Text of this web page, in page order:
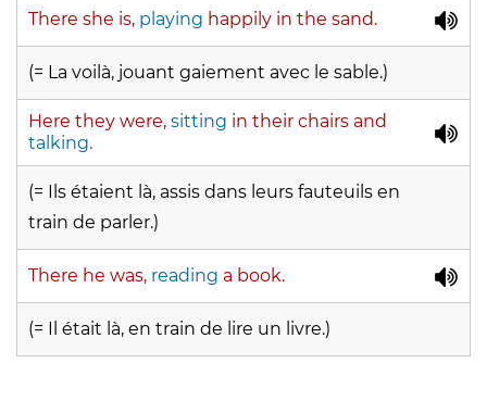
There she is, playing happily in the sand.
(= La voilà, jouant gaiement avec le sable.)
Here they were, sitting in their chairs and
talking.
(= Ils étaient là, assis dans leurs fauteuils en
train de parler.)
There he was, reading a book.
(= Il était là, en train de lire un livre.)